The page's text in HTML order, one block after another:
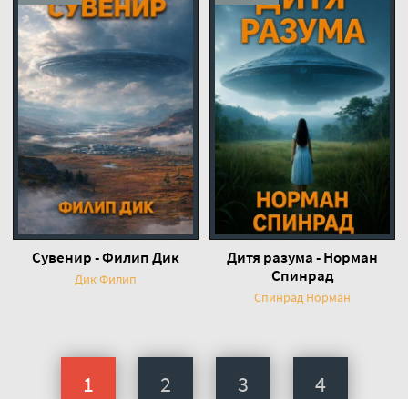
Сувенир - Филип Дик
Дик Филип
Дитя разума - Норман
Спинрад
Спинрад Норман
1 2 3 4